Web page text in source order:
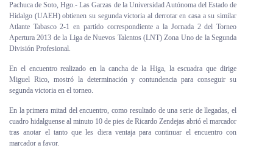
Aspirantes
Personal
Visitantes
Pachuca de Soto, Hgo.- Las Garzas de la Universidad Autónoma del Estado de
Hidalgo (UAEH) obtienen su segunda victoria al derrotar en casa a su similar
Atlante Tabasco 2-1 en partido correspondiente a la Jornada 2 del Torneo
Apertura 2013 de la Liga de Nuevos Talentos (LNT) Zona Uno de la Segunda
División Profesional.
En el encuentro realizado en la cancha de la Higa, la escuadra que dirige
Miguel Rico, mostró la determinación y contundencia para conseguir su
segunda victoria en el torneo.
En la primera mitad del encuentro, como resultado de una serie de llegadas, el
cuadro hidalguense al minuto 10 de pies de Ricardo Zendejas abrió el marcador
tras anotar el tanto que les diera ventaja para continuar el encuentro con
marcador a favor.